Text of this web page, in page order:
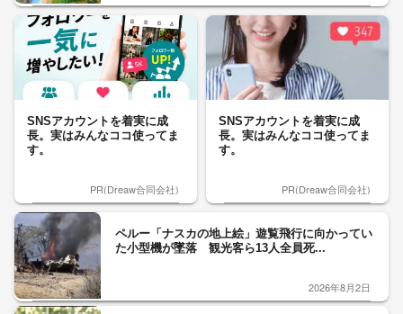
SNSアカウントを着実に成
長。実はみんなココ使ってま
す。
PR(Dreaw合同会社)
SNSアカウントを着実に成
長。実はみんなココ使ってま
す。
PR(Dreaw合同会社)
ペルー「ナスカの地上絵」遊覧飛行に向かってい
た小型機が墜落 観光客ら13人全員死...
2026年8月2日